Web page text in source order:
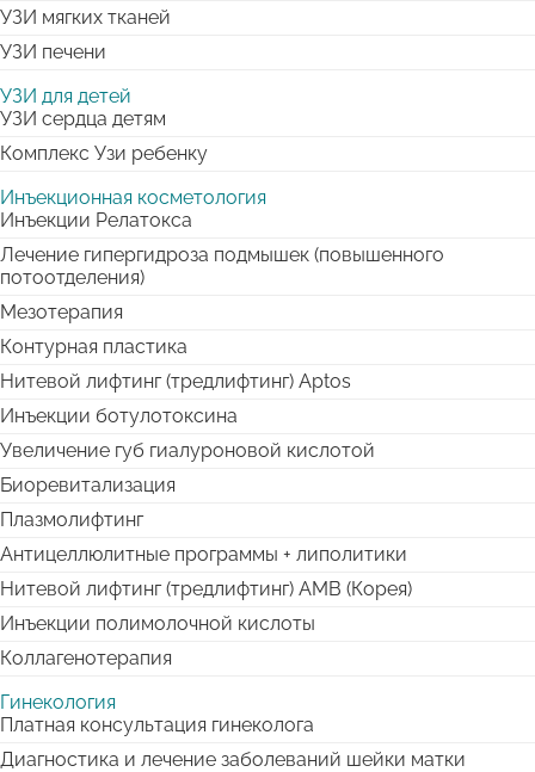
УЗИ мягких тканей
УЗИ печени
УЗИ для детей
УЗИ сердца детям
Комплекс Узи ребенку
Инъекционная косметология
Инъекции Релатокса
Лечение гипергидроза подмышек (повышенного
потоотделения)
Мезотерапия
Контурная пластика
Нитевой лифтинг (тредлифтинг) Aptos
Инъекции ботулотоксина
Увеличение губ гиалуроновой кислотой
Биоревитализация
Плазмолифтинг
Антицеллюлитные программы + липолитики
Нитевой лифтинг (тредлифтинг) АМВ (Корея)
Инъекции полимолочной кислоты
Коллагенотерапия
Гинекология
Платная консультация гинеколога
Диагностика и лечение заболеваний шейки матки